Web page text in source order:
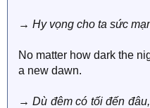
→ Hy vọng cho ta sức
No matter how dark the
a new dawn.
→ Dù đêm có tối đến